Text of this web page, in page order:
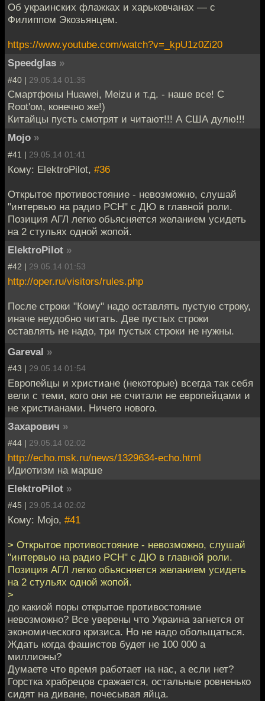
Об украинских флажках и харьковчанах — с
Филиппом Экозьянцем.
https://www.youtube.com/watch?v=_kpU1z0Zi20
Speedglas »
#40 | 29.05.14 01:35
Смартфоны Huawei, Meizu и т.д. - наше все! С
Root'ом, конечно же!)
Китайцы пусть смотрят и читают!!! А США дулю!!!
Mojo »
#41 | 29.05.14 01:41
Кому: ElektroPilot, #36
Открытое противостояние - невозможно, слушай
"интервью на радио РСН" с ДЮ в главной роли.
Позиция АГЛ легко обьясняется желанием усидеть
на 2 стульях одной жопой.
ElektroPilot »
#42 | 29.05.14 01:53
http://oper.ru/visitors/rules.php
После строки "Кому" надо оставлять пустую строку,
иначе неудобно читать. Две пустых строки
оставлять не надо, три пустых строки не нужны.
Gareval »
#43 | 29.05.14 01:54
Европейцы и христиане (некоторые) всегда так себя
вели с теми, кого они не считали не европейцами и
не христианами. Ничего нового.
Захарович »
#44 | 29.05.14 02:02
http://echo.msk.ru/news/1329634-echo.html
Идиотизм на марше
ElektroPilot »
#45 | 29.05.14 02:02
Кому: Mojo, #41
> Открытое противостояние - невозможно, слушай
"интервью на радио РСН" с ДЮ в главной роли.
Позиция АГЛ легко обьясняется желанием усидеть
на 2 стульях одной жопой.
>
до какиой поры открытое противостояние
невозможно? Все уверены что Украина загнется от
экономического кризиса. Но не надо обольщаться.
Ждать когда фашистов будет не 100 000 а
миллионы?
Думаете что время работает на нас, а если нет?
Горстка храбрецов сражается, остальные ровненько
сидят на диване, почесывая яйца.